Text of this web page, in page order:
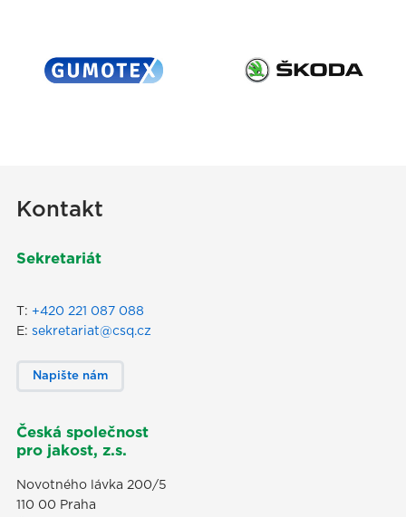
Kontakt
Sekretariát
T: +420 221 087 088
E: sekretariat@csq.cz
Napište nám
Česká společnost
pro jakost, z.s.
Novotného lávka 200/5
110 00 Praha